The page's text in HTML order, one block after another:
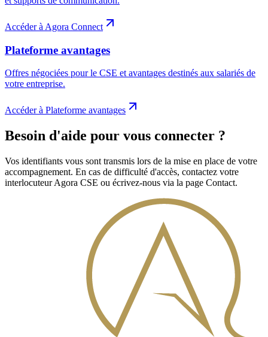
Accéder à Agora Connect
Plateforme avantages
Offres négociées pour le CSE et avantages destinés aux salariés de
votre entreprise.
Accéder à Plateforme avantages
Besoin d'aide pour vous connecter ?
Vos identifiants vous sont transmis lors de la mise en place de votre
accompagnement. En cas de difficulté d'accès, contactez votre
interlocuteur Agora CSE ou écrivez-nous via la page Contact.